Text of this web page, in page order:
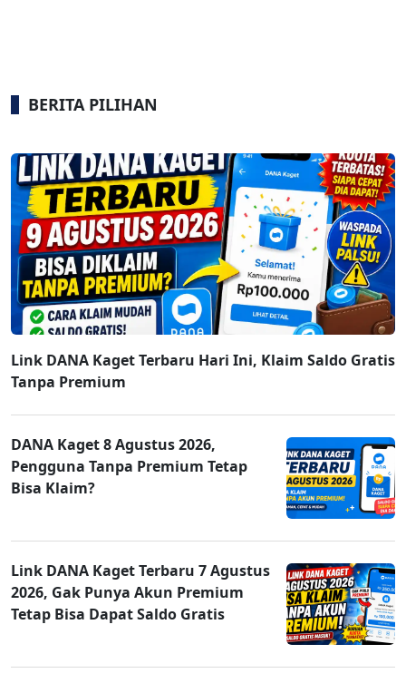
BERITA PILIHAN
Link DANA Kaget Terbaru Hari Ini, Klaim Saldo Gratis
Tanpa Premium
DANA Kaget 8 Agustus 2026,
Pengguna Tanpa Premium Tetap
Bisa Klaim?
Link DANA Kaget Terbaru 7 Agustus
2026, Gak Punya Akun Premium
Tetap Bisa Dapat Saldo Gratis